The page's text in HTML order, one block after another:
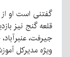
گفتنی است او
قلعه گنج نیز
جیرفت،
ویژه مدیرکل